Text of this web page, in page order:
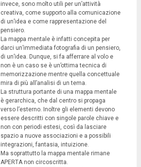
invece, sono molto utili per un’attività
creativa, come supporto alla comunicazione
di un’idea e come rappresentazione del
pensiero.
La mappa mentale è infatti concepita per
darci un’immediata fotografia di un pensiero,
di un’idea. Dunque, si fa afferrare al volo e
non è un caso se è un’ottima tecnica di
memorizzazione mentre quella concettuale
mira di più all’analisi di un tema.
La struttura portante di una mappa mentale
è gerarchica, che dal centro si propaga
verso l’esterno. Inoltre gli elementi devono
essere descritti con singole parole chiave e
non con periodi estesi, così da lasciare
spazio a nuove associazioni e a possibili
integrazioni, fantasia, intuizione.
Ma soprattutto la mappa mentale rimane
APERTA non circoscritta.